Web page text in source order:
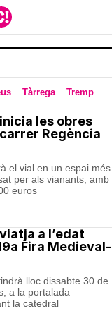
Tàrrega Tremp
les obres
Regència
el vial en un espai més
per als vianants, amb
euros
a l’edat
Fira Medieval-
lloc dissabte 30 de
a la portalada
la catedral